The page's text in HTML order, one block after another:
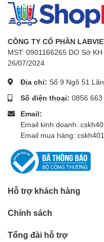
CÔNG TY CỔ PHẦN
MST: 0901166265 DO Sở
26/07/2024
Địa chỉ: Số 9 Ngõ 51
Số điện thoại: 0856 663
Email:
Email kinh doanh:
Email mua hàng:
Hỗ trợ khách hàng
Chính sách
Tổng đài hỗ trợ